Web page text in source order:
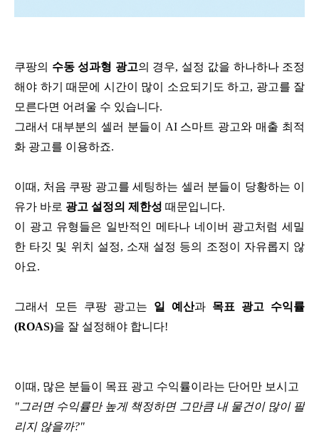
쿠팡의 수동 성과형 광고의 경우, 설정 값을 하나하나 조정
해야 하기 때문에 시간이 많이 소요되기도 하고, 광고를 잘
모른다면 어려울 수 있습니다.
그래서 대부분의 셀러 분들이 AI 스마트 광고와 매출 최적
화 광고를 이용하죠.
이때, 처음 쿠팡 광고를 세팅하는 셀러 분들이 당황하는 이
유가 바로 광고 설정의 제한성 때문입니다.
이 광고 유형들은 일반적인 메타나 네이버 광고처럼 세밀
한 타깃 및 위치 설정, 소재 설정 등의 조정이 자유롭지 않
아요.
그래서 모든 쿠팡 광고는 일 예산과 목표 광고 수익률
(ROAS)을 잘 설정해야 합니다!
이때, 많은 분들이 목표 광고 수익률이라는 단어만 보시고
"그러면 수익률만 높게 책정하면 그만큼 내 물건이 많이 팔
리지 않을까?"